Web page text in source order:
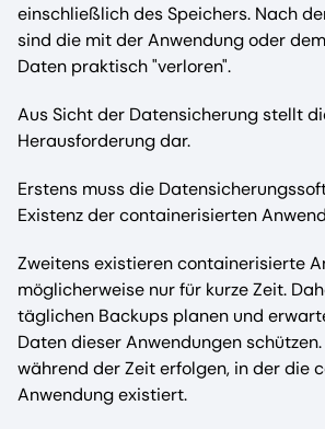
einschließlich des Speichers. Nach
sind die mit der Anwendung oder
Daten praktisch "verloren".
Aus Sicht der Datensicherung stellt
Herausforderung dar.
Erstens muss die
Existenz der containerisierten
Zweitens existieren containerisierte
möglicherweise nur für kurze Zeit.
täglichen Backups planen und
Daten dieser Anwendungen
während der Zeit erfolgen, in der die
Anwendung existiert.